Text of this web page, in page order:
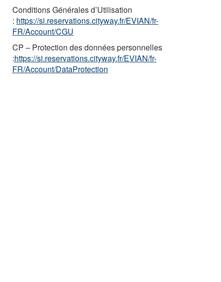
Conditions Générales d’Utilisation
: https://si.reservations.cityway.fr/EVIAN/fr-
FR/Account/CGU
CP – Protection des données personnelles
:https://si.reservations.cityway.fr/EVIAN/fr-
FR/Account/DataProtection